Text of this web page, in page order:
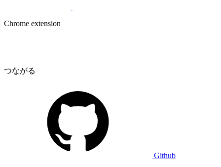
Chrome extension
つながる
Github